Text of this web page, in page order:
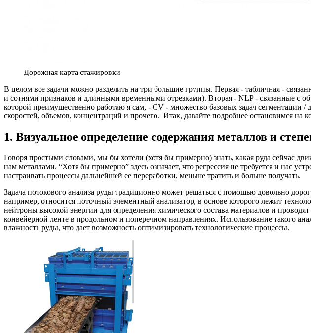
Дорожная карта стажировки
В целом все задачи можно разделить на три большие группы. Первая - табличная -
и сотнями признаков и длинными временными отрезками). Вторая - NLP - связанные с
которой преимущественно работаю я сам, - CV - множество базовых задач сегментации
скоростей, объемов, концентраций и прочего. Итак, давайте подробнее остановимся на
1. Визуальное определение содержания металлов и
Говоря простыми словами, мы бы хотели (хотя бы примерно) знать, какая руда сейчас
нам металлами. “Хотя бы примерно” здесь означает, что регрессия не требуется и нас
настраивать процессы дальнейшей ее переработки, меньше тратить и больше получать.
Задача потокового анализа руды традиционно может решаться с помощью довольно
например, относится поточный элементный анализатор, в основе которого лежит
нейтроны высокой энергии для определения химического состава материалов и
конвейерной ленте в продольном и поперечном направлениях. Использование такого
влажность руды, что дает возможность оптимизировать технологические процессы.